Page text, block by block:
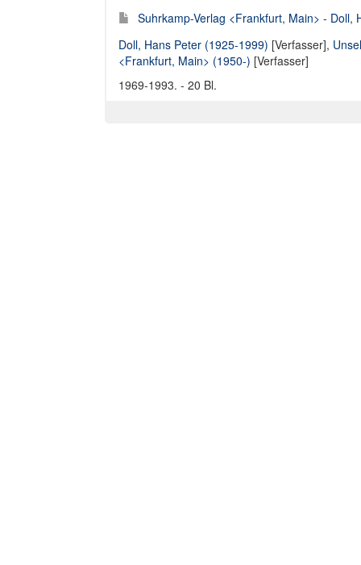
Suhrkamp-Verlag <Frankfurt, Main> - Doll,
Doll, Hans Peter (1925-1999) [Verfasser],
<Frankfurt, Main> (1950-) [Verfasser]
1969-1993. - 20 Bl.